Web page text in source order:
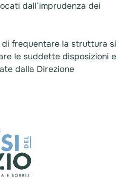
dall’imprudenza dei
frequentare la struttura si
le suddette disposizioni e
dalla Direzione